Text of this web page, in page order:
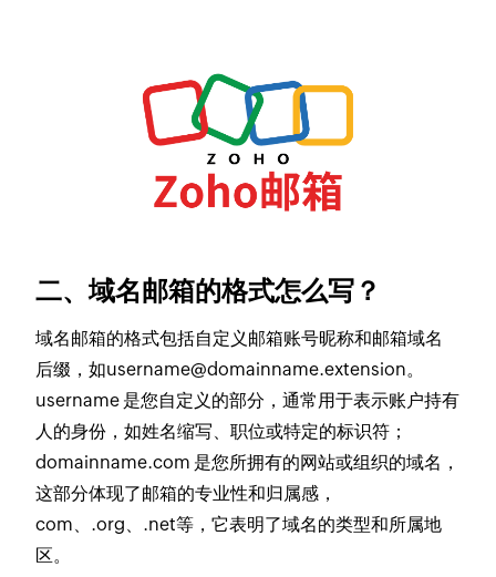
二、域名邮箱的格式怎么写？
域名邮箱的格式包括自定义邮箱账号昵称和邮箱域名
后缀，如username@domainname.extension。
username 是您自定义的部分，通常用于表示账户持有
人的身份，如姓名缩写、职位或特定的标识符；
domainname.com 是您所拥有的网站或组织的域名，
这部分体现了邮箱的专业性和归属感，
com、.org、.net等，它表明了域名的类型和所属地
区。